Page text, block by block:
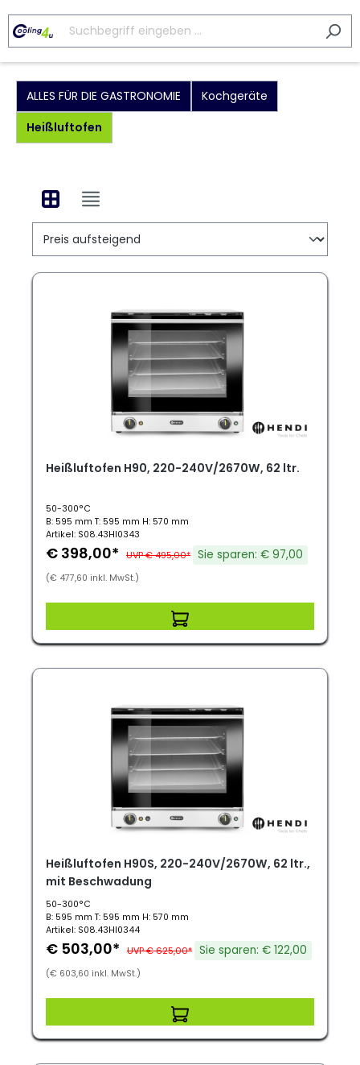
ALLES FÜR DIE GASTRONOMIE
Kochgeräte
Heißluftofen
Heißluftofen H90, 220-240V/2670W, 62 ltr.
50-300°C
B: 595 mm T: 595 mm H: 570 mm
Artikel: S08.43HI0343
€ 398,00* UVP € 495,00* Sie sparen: € 97,00
(€ 477,60 inkl. MwSt.)
Heißluftofen H90S, 220-240V/2670W, 62 ltr.,
mit Beschwadung
50-300°C
B: 595 mm T: 595 mm H: 570 mm
Artikel: S08.43HI0344
€ 503,00* UVP € 625,00* Sie sparen: € 122,00
(€ 603,60 inkl. MwSt.)